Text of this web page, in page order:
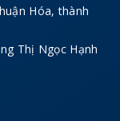
Hóa, thành
Thị Ngọc Hạnh